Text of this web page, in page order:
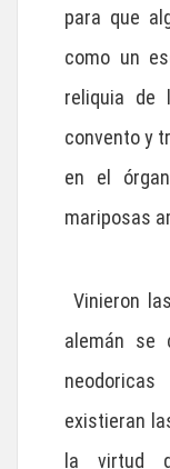
para que
como un
reliquia de
convento y
en el
mariposas
Vinieron
alemán se
existieran
la virtud